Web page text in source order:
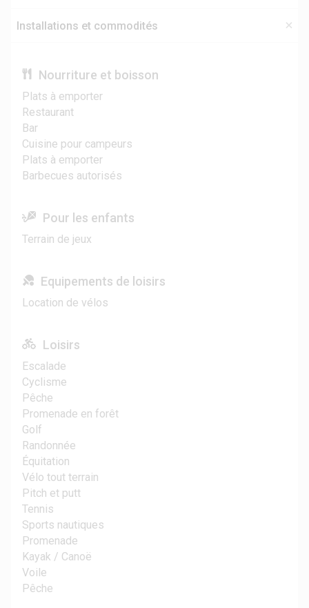
Installations et commodités
Nourriture et boisson
Plats à emporter
Restaurant
Bar
Cuisine pour campeurs
Plats à emporter
Barbecues autorisés
Pour les enfants
Terrain de jeux
Equipements de loisirs
Location de vélos
Loisirs
Escalade
Cyclisme
Pêche
Promenade en forêt
Golf
Randonnée
Équitation
Vélo tout terrain
Pitch et putt
Tennis
Sports nautiques
Promenade
Kayak / Canoë
Voile
Pêche